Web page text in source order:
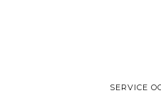
SERVICE